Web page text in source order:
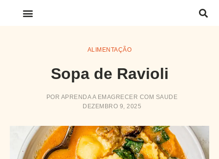
ALIMENTAÇÃO
Sopa de Ravioli
POR APRENDA A EMAGRECER COM SAUDE
DEZEMBRO 9, 2025